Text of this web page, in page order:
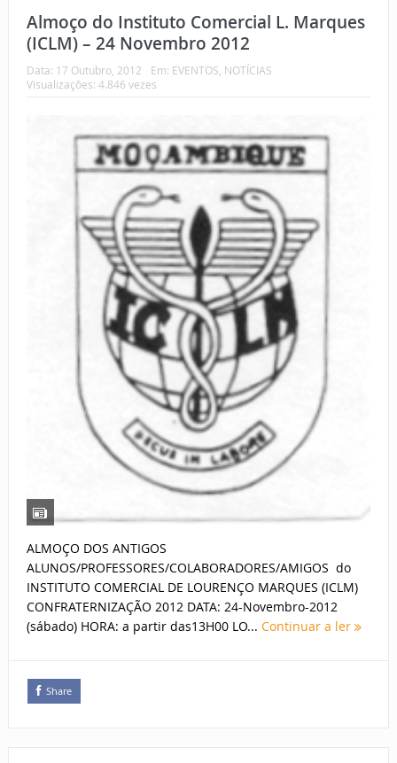
Almoço do Instituto Comercial L. Marques
(ICLM) – 24 Novembro 2012
Data: 17 Outubro, 2012 Em: EVENTOS NOTÍCIAS
Visualizações: 4.846 vezes
ALMOÇO DOS ANTIGOS
ALUNOS/PROFESSORES/COLABORADORES/AMIGOS do
INSTITUTO COMERCIAL DE LOURENÇO MARQUES (ICLM)
CONFRATERNIZAÇÃO 2012 DATA: 24-Novembro-2012
(sábado) HORA: a partir das13H00 LO... Continuar a ler
Share